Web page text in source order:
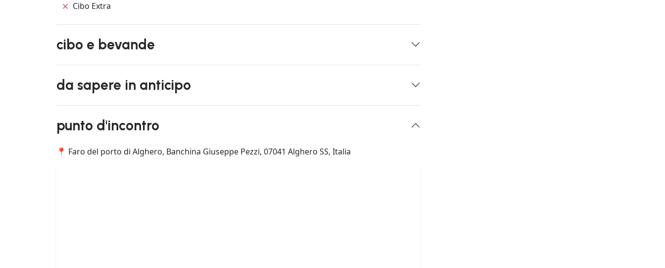
Cibo Extra
cibo e bevande
da sapere in anticipo
punto d'incontro
📍 Faro del porto di Alghero, Banchina Giuseppe Pezzi, 07041 Alghero SS, Italia